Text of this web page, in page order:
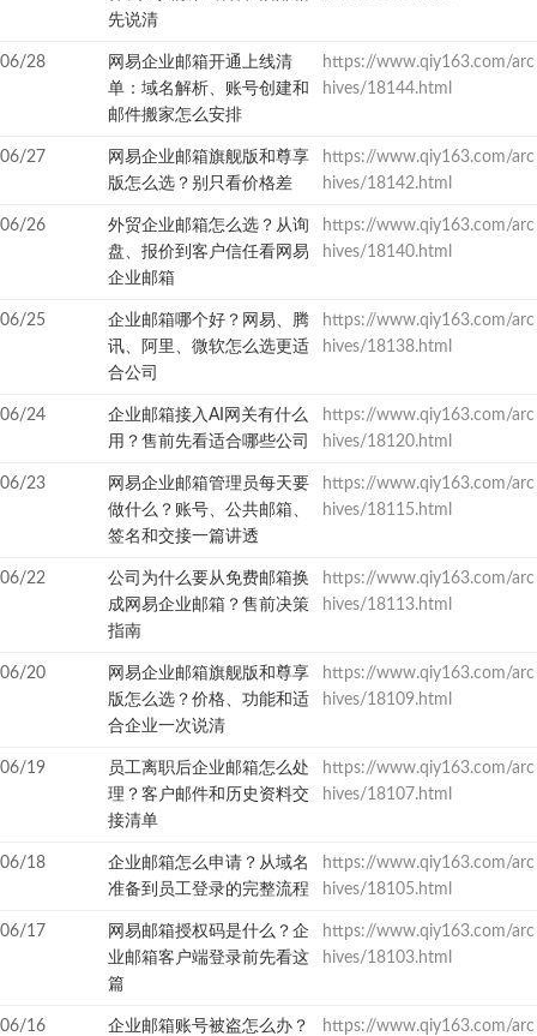
先说清
06/28
网易企业邮箱开通上线清
单：域名解析、账号创建和
邮件搬家怎么安排
https://www.qiy163.com/arc
hives/18144.html
06/27
网易企业邮箱旗舰版和尊享
版怎么选？别只看价格差
https://www.qiy163.com/arc
hives/18142.html
06/26
外贸企业邮箱怎么选？从询
盘、报价到客户信任看网易
企业邮箱
https://www.qiy163.com/arc
hives/18140.html
06/25
企业邮箱哪个好？网易、腾
讯、阿里、微软怎么选更适
合公司
https://www.qiy163.com/arc
hives/18138.html
06/24
企业邮箱接入AI网关有什么
用？售前先看适合哪些公司
https://www.qiy163.com/arc
hives/18120.html
06/23
网易企业邮箱管理员每天要
做什么？账号、公共邮箱、
签名和交接一篇讲透
https://www.qiy163.com/arc
hives/18115.html
06/22
公司为什么要从免费邮箱换
成网易企业邮箱？售前决策
指南
https://www.qiy163.com/arc
hives/18113.html
06/20
网易企业邮箱旗舰版和尊享
版怎么选？价格、功能和适
合企业一次说清
https://www.qiy163.com/arc
hives/18109.html
06/19
员工离职后企业邮箱怎么处
理？客户邮件和历史资料交
接清单
https://www.qiy163.com/arc
hives/18107.html
06/18
企业邮箱怎么申请？从域名
准备到员工登录的完整流程
https://www.qiy163.com/arc
hives/18105.html
06/17
网易邮箱授权码是什么？企
业邮箱客户端登录前先看这
篇
https://www.qiy163.com/arc
hives/18103.html
06/16
企业邮箱账号被盗怎么办？
https://www.qiy163.com/arc